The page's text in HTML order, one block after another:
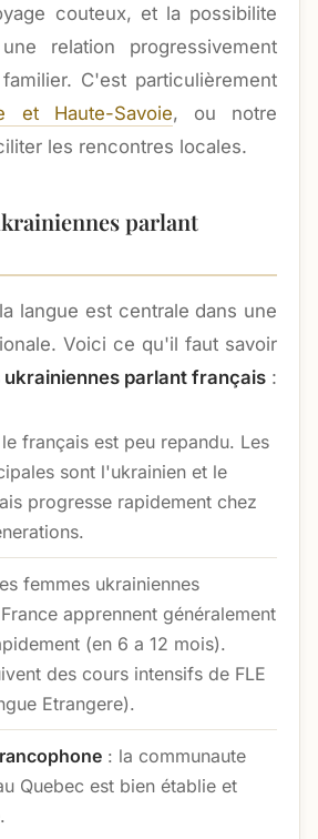
couteux, et la possibilite
relation progressivement
C'est particulièrement
et Haute-Savoie, ou notre
les rencontres locales.
parlant
langue est centrale dans une
Voici ce qu'il faut savoir
parlant français :
français est peu repandu. Les
sont l'ukrainien et le
progresse rapidement chez
femmes ukrainiennes
apprennent généralement
(en 6 a 12 mois).
des cours intensifs de FLE
Etrangere).
: la communaute
Quebec est bien établie et